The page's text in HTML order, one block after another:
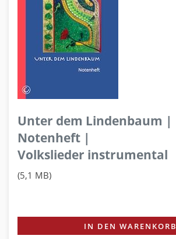
Unter dem Lindenbaum |
Notenheft |
Volkslieder instrumental
(5,1 MB)
IN DEN WARENKORB